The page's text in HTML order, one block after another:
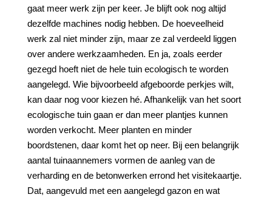
gaat meer werk zijn per keer. Je blijft ook nog altijd
dezelfde machines nodig hebben. De hoeveelheid
werk zal niet minder zijn, maar ze zal verdeeld liggen
over andere werkzaamheden. En ja, zoals eerder
gezegd hoeft niet de hele tuin ecologisch te worden
aangelegd. Wie bijvoorbeeld afgeboorde perkjes wilt,
kan daar nog voor kiezen hé. Afhankelijk van het soort
ecologische tuin gaan er dan meer plantjes kunnen
worden verkocht. Meer planten en minder
boordstenen, daar komt het op neer. Bij een belangrijk
aantal tuinaannemers vormen de aanleg van de
verharding en de betonwerken errond het visitekaartje.
Dat, aangevuld met een aangelegd gazon en wat